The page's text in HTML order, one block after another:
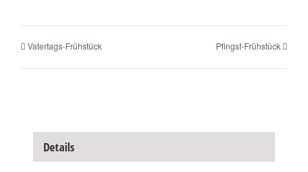
Vatertags-Frühstück Pfingst-Frühstück
Details